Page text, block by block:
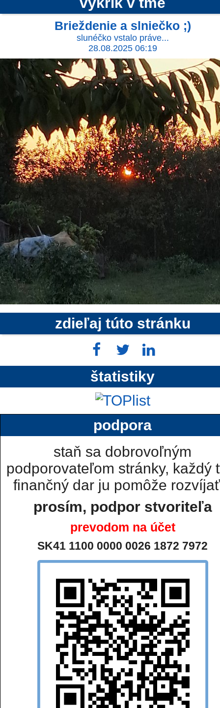
Brieždenie a slniečko ;)
slunéčko vstalo práve...
28.08.2025 06:19
zdieľaj túto stránku
štatistiky
podpora
staň sa dobrovoľným
podporovateľom stránky, každý
finančný dar ju pomôže
prosím, podpor stvoriteľa
prevodom na účet
SK41 1100 0000 0026 1872 7972